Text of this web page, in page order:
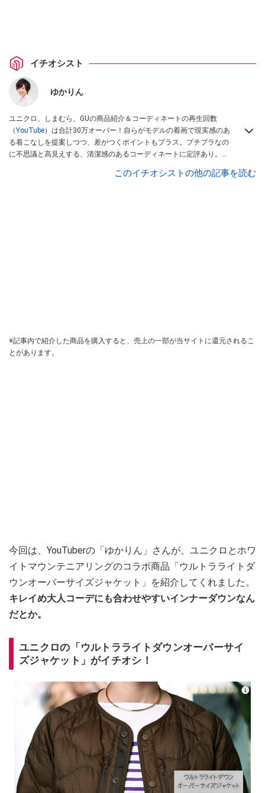
イチオシスト
ゆかりん
ユニクロ、しまむら、GUの商品紹介＆コーディネートの再生回数
（YouTube）は合計30万オーバー！自らがモデルの着画で現実感のあ
る着こなしを提案しつつ、差がつくポイントもプラス。プチプラなの
に不思議と高見えする、清潔感のあるコーディネートに定評あり。
レスブリス」を立ち上げ、ショップオーナ
このイチオシストの他の記事を読む
※記事内で紹介した商品を購入すると、売上の一部が当サイトに還元されるこ
とがあります。
今回は、YouTuberの「ゆかりん」さんが、ユニクロとホワ
イトマウンテニアリングのコラボ商品「ウルトラライトダ
ウンオーバーサイズジャケット」を紹介してくれました。
キレイめ大人コーデにも合わせやすいインナーダウンなん
だとか。
ユニクロの「ウルトラライトダウンオーバーサイ
ズジャケット」がイチオシ！